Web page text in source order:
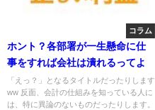
コラム
ホント？各部署が一生懸命に仕
事をすれば会社は潰れるってよ
「えっ？」となるタイトルだったりします
ww 反面、会計の仕組みを知っている人に
は、特に異論のないものだったりします。